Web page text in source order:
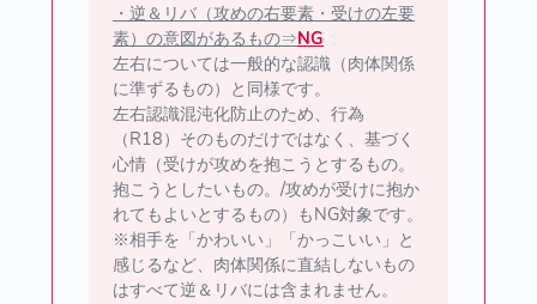
・逆＆リバ（攻めの右要素・受けの左要
素）の意図があるもの⇒NG
左右については一般的な認識（肉体関係
に準ずるもの）と同様です。
左右認識混沌化防止のため、行為
（R18）そのものだけではなく、基づく
心情（受けが攻めを抱こうとするもの。
抱こうとしたいもの。/攻めが受けに抱か
れてもよいとするもの）もNG対象です。
※相手を「かわいい」「かっこいい」と
感じるなど、肉体関係に直結しないもの
はすべて逆＆リバには含まれません。